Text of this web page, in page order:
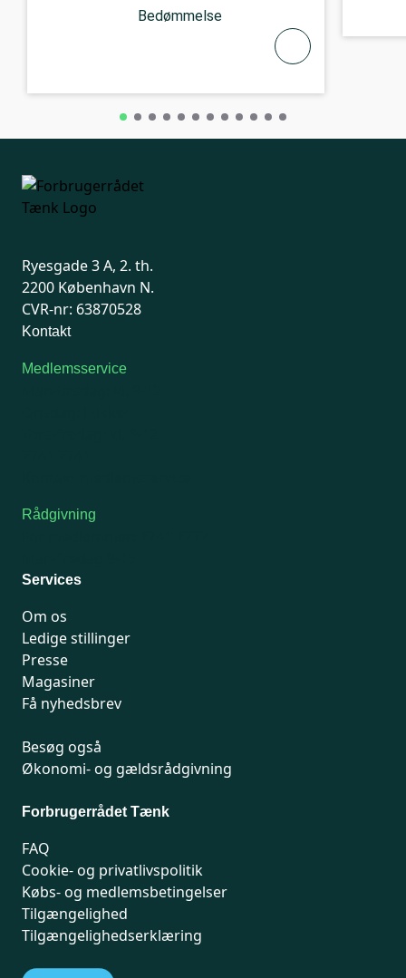
Bedømmelse
Ryesgade 3 A, 2. th.
2200 København N.
CVR-nr: 63870528
Kontakt
Medlemsservice
Rådgivning
Services
Om os
Ledige stillinger
Presse
Magasiner
Få nyhedsbrev
Besøg også
Økonomi- og gældsrådgivning
Forbrugerrådet Tænk
FAQ
Cookie- og privatlivspolitik
Købs- og medlemsbetingelser
Tilgængelighed
Tilgængelighedserklæring